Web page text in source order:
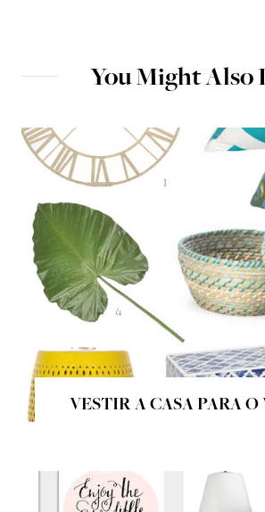
You Might Also
VESTIR A CASA PARA O